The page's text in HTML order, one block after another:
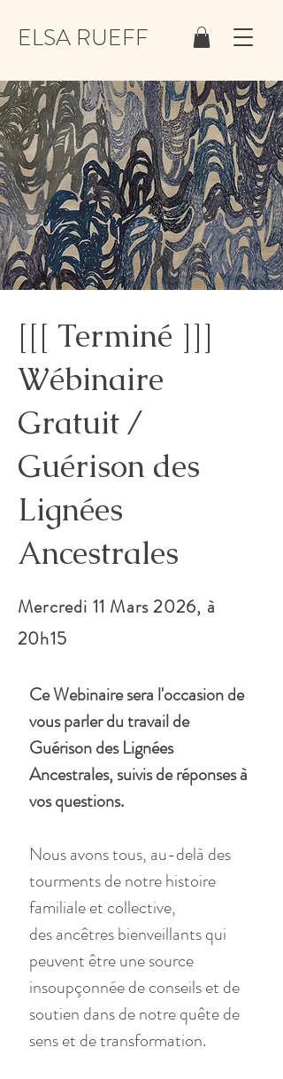
ELSA RUEFF
[[[ Terminé ]]]
Wébinaire
Gratuit /
Guérison des
Lignées
Ancestrales
Mercredi 11 Mars 2026, à
20h15
Ce Webinaire sera l'occasion de
vous parler du travail de
Guérison des Lignées
Ancestrales, suivis de réponses à
vos questions.
Nous avons tous, au-delà des
tourments de notre histoire
familiale et collective,
des ancêtres bienveillants qui
peuvent être une source
insoupçonnée de conseils et de
soutien dans de notre quête de
sens et de transformation.